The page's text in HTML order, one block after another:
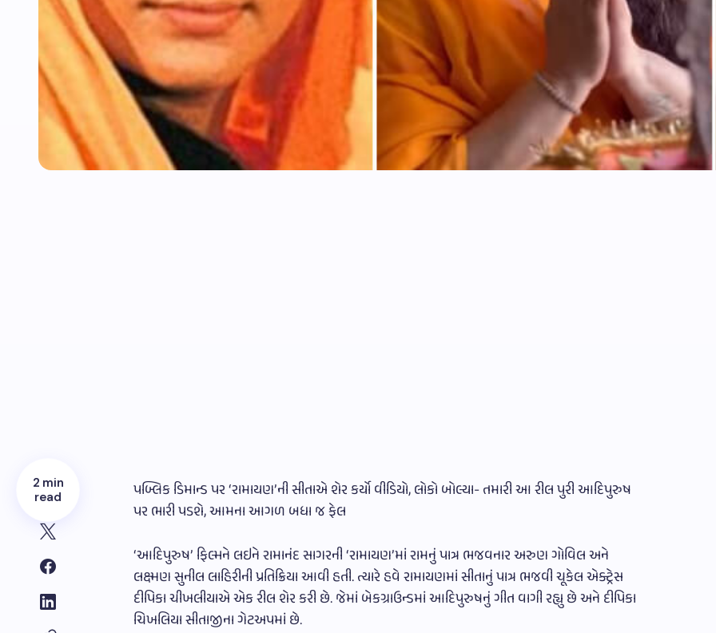
2 min
read
પબ્લિક ડિમાન્ડ પર ‘રામાયણ’ની સીતાએ શેર કર્યો વીડિયો, લોકો બોલ્યા- તમારી આ રીલ પુરી આદિપુરુષ
પર ભારી પડશે, આમના આગળ બધા જ ફેલ
‘આદિપુરુષ’ ફિલ્મને લઇને રામાનંદ સાગરની ‘રામાયણ’માં રામનું પાત્ર ભજવનાર અરુણ ગોવિલ અને
લક્ષ્મણ સુનીલ લાહિરીની પ્રતિક્રિયા આવી હતી. ત્યારે હવે રામાયણમાં સીતાનું પાત્ર ભજવી ચૂકેલ એક્ટ્રેસ
દીપિકા ચીખલીયાએ એક રીલ શેર કરી છે. જેમાં બેકગ્રાઉન્ડમાં આદિપુરુષનું ગીત વાગી રહ્યુ છે અને દીપિકા
ચિખલિયા સીતાજીના ગેટઅપમાં છે.